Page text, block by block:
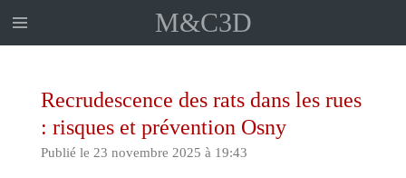
Passer
M&C3D
Recrudescence des rats dans les rues
: risques et prévention Osny
Publié le 23 novembre 2025 à 19:43